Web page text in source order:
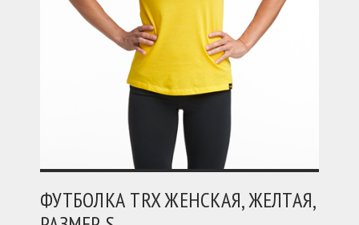
ФУТБОЛКА TRX ЖЕНСКАЯ, ЖЕЛТАЯ,